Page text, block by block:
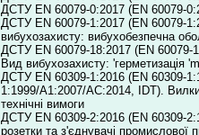
ДСТУ EN 60079-0:2017 (EN 60079-
ДСТУ EN 60079-1:2017 (EN 60079-
вибухозахисту: вибухобезпечна
ДСТУ EN 60079-18:2017 (EN 60079-
Вид вибухозахисту: 'герметизація
ДСТУ EN 60309-1:2016 (EN 60309-
1:1999/A1:2007/AC:2014, IDT).
технічні вимоги
ДСТУ EN 60309-2:2016 (EN 60309-
розетки та з'єднувачі промислової